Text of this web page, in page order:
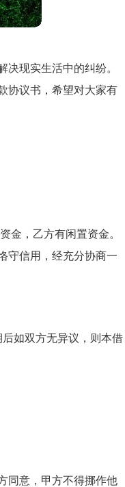
现实生活中的纠纷。
协议书，希望对大家有
金，乙方有闲置资金。
守信用，经充分协商一
如双方无异议，则本借
同意，甲方不得挪作他